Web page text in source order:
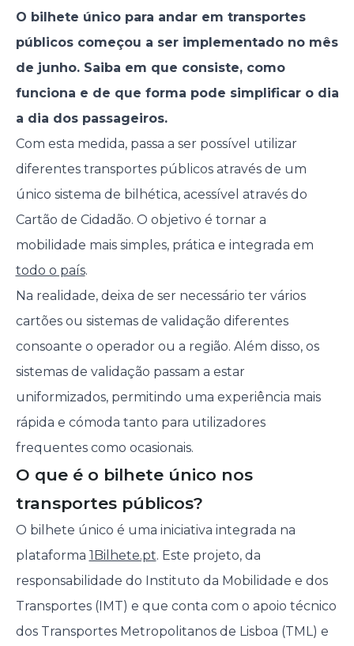
O bilhete único para andar em transportes
públicos começou a ser implementado no mês
de junho. Saiba em que consiste, como
funciona e de que forma pode simplificar o dia
a dia dos passageiros.
Com esta medida, passa a ser possível utilizar
diferentes transportes públicos através de um
único sistema de bilhética, acessível através do
Cartão de Cidadão. O objetivo é tornar a
mobilidade mais simples, prática e integrada em
todo o país.
Na realidade, deixa de ser necessário ter vários
cartões ou sistemas de validação diferentes
consoante o operador ou a região. Além disso, os
sistemas de validação passam a estar
uniformizados, permitindo uma experiência mais
rápida e cómoda tanto para utilizadores
frequentes como ocasionais.
O que é o bilhete único nos
transportes públicos?
O bilhete único é uma iniciativa integrada na
plataforma 1Bilhete.pt. Este projeto, da
responsabilidade do Instituto da Mobilidade e dos
Transportes (IMT) e que conta com o apoio técnico
dos Transportes Metropolitanos de Lisboa (TML) e